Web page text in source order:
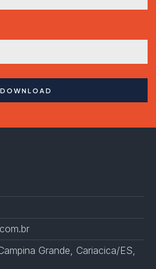
DOWNLOAD
Grande, Cariacica/ES,